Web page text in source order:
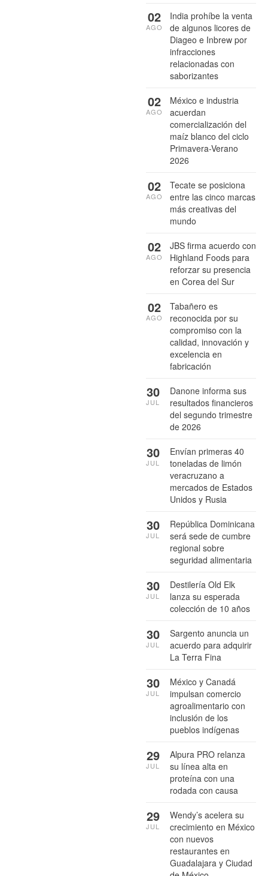
India prohíbe la venta
de algunos licores de
Diageo e Inbrew por
infracciones
relacionadas con
saborizantes
02
AGO
México e industria
acuerdan
comercialización del
maíz blanco del ciclo
Primavera-Verano
2026
02
AGO
Tecate se posiciona
entre las cinco marcas
más creativas del
mundo
02
AGO
JBS firma acuerdo con
Highland Foods para
reforzar su presencia
en Corea del Sur
02
AGO
Tabañero es
reconocida por su
compromiso con la
calidad, innovación y
excelencia en
fabricación
02
AGO
Danone informa sus
resultados financieros
del segundo trimestre
de 2026
30
JUL
Envían primeras 40
toneladas de limón
veracruzano a
mercados de Estados
Unidos y Rusia
30
JUL
República Dominicana
será sede de cumbre
regional sobre
seguridad alimentaria
30
JUL
Destilería Old Elk
lanza su esperada
colección de 10 años
30
JUL
Sargento anuncia un
acuerdo para adquirir
La Terra Fina
30
JUL
México y Canadá
impulsan comercio
agroalimentario con
inclusión de los
pueblos indígenas
30
JUL
Alpura PRO relanza
su línea alta en
proteína con una
rodada con causa
29
JUL
Wendy’s acelera su
crecimiento en México
con nuevos
restaurantes en
Guadalajara y Ciudad
29
JUL